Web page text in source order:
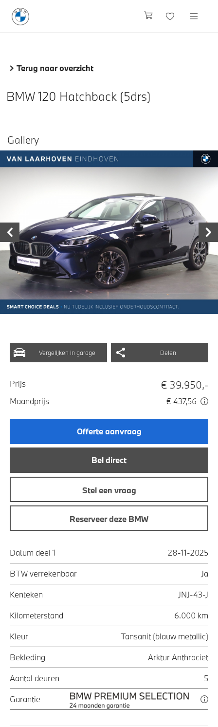
Terug naar overzicht
BMW 120 Hatchback (5drs)
Vergelijken in garage Delen
Prijs € 39.950,-
Maandprijs € 437,56
Offerte aanvraag
Bel direct
Stel een vraag
Reserveer deze BMW
Datum deel 1 28-11-2025
BTW verrekenbaar Ja
Kenteken JNJ-43-J
Kilometerstand 6.000 km
Kleur Tansanit (blauw metallic)
Bekleding Arktur Anthraciet
Aantal deuren 5
Garantie
Gallery